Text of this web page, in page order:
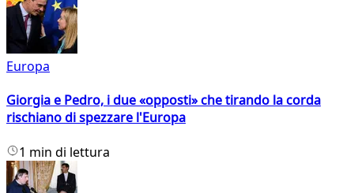
Europa
Giorgia e Pedro, i due «opposti» che tirando la corda
rischiano di spezzare l'Europa
1 min di lettura